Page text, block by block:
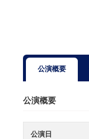
公演概要
公演概要
公演日